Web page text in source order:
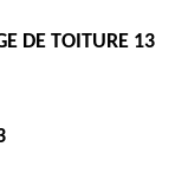
DE TOITURE 13